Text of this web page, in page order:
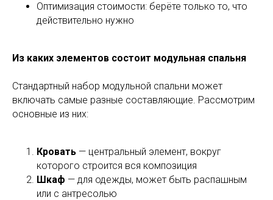
Оптимизация стоимости: берёте только то, что
действительно нужно
Из каких элементов состоит модульная спальня
Стандартный набор модульной спальни может
включать самые разные составляющие. Рассмотрим
основные из них:
Кровать — центральный элемент, вокруг
которого строится вся композиция
Шкаф — для одежды, может быть распашным
или с антресолью